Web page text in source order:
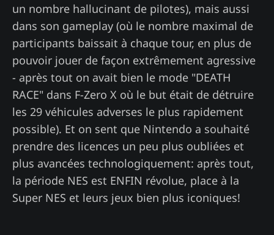
un nombre hallucinant de pilotes), mais aussi
dans son gameplay (où le nombre maximal de
participants baissait à chaque tour, en plus de
pouvoir jouer de façon extrêmement agressive
- après tout on avait bien le mode "DEATH
RACE" dans F-Zero X où le but était de détruire
les 29 véhicules adverses le plus rapidement
possible). Et on sent que Nintendo a souhaité
prendre des licences un peu plus oubliées et
plus avancées technologiquement: après tout,
la période NES est ENFIN révolue, place à la
Super NES et leurs jeux bien plus iconiques!